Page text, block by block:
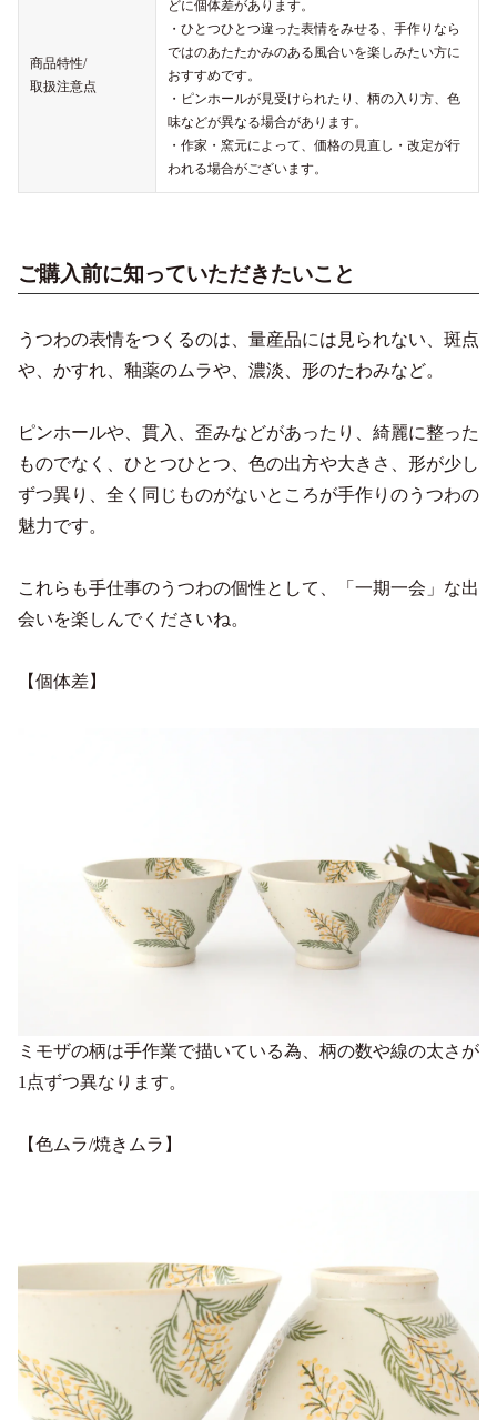
商品特性/
取扱注意点
どに個体差があります。
・ひとつひとつ違った表情をみせる、手作りなら
ではのあたたかみのある風合いを楽しみたい方に
おすすめです。
・ピンホールが見受けられたり、柄の入り方、色
味などが異なる場合があります。
・作家・窯元によって、価格の見直し・改定が行
われる場合がございます。
ご購入前に知っていただきたいこと
うつわの表情をつくるのは、量産品には見られない、斑点
や、かすれ、釉薬のムラや、濃淡、形のたわみなど。
ピンホールや、貫入、歪みなどがあったり、綺麗に整った
ものでなく、ひとつひとつ、色の出方や大きさ、形が少し
ずつ異り、全く同じものがないところが手作りのうつわの
魅力です。
これらも手仕事のうつわの個性として、「一期一会」な出
会いを楽しんでくださいね。
【個体差】
ミモザの柄は手作業で描いている為、柄の数や線の太さが
1点ずつ異なります。
【色ムラ/焼きムラ】